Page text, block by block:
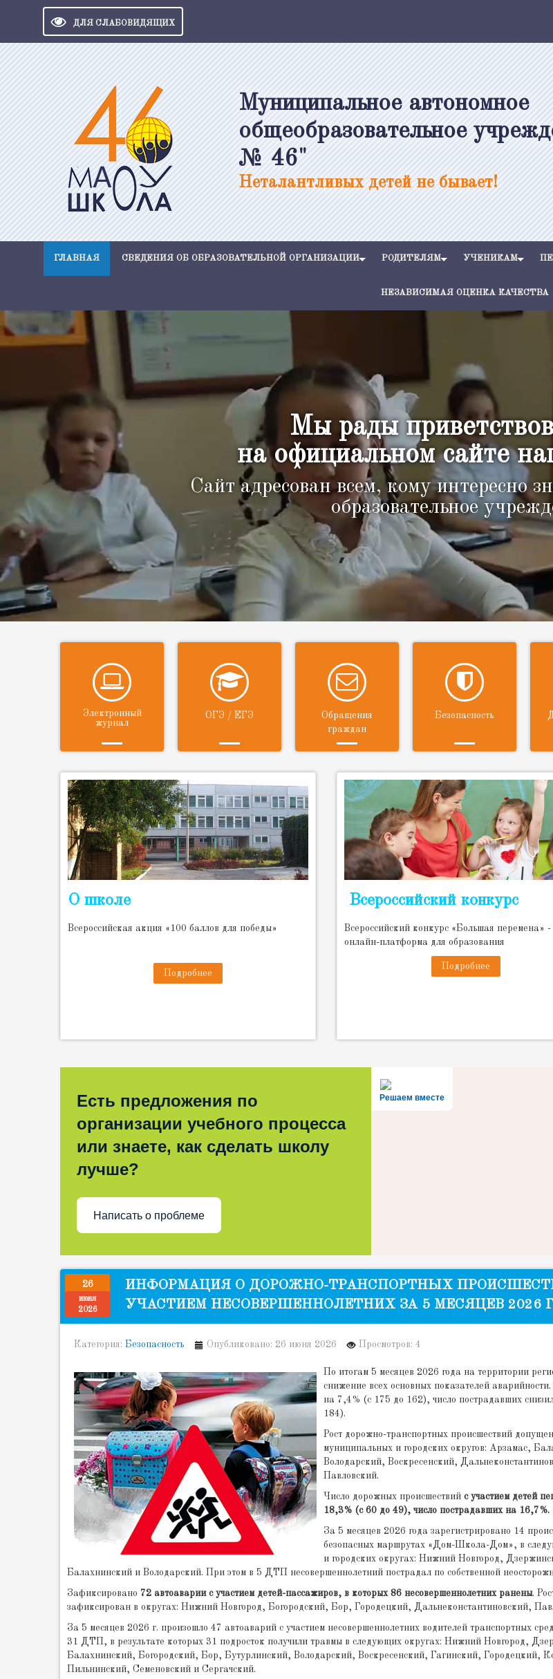
ДЛЯ СЛАБОВИДЯЩИХ
Муниципальное автономное
общеобразовательное
№ 46"
Неталантливых детей не бывает!
ГЛАВНАЯ СВЕДЕНИЯ ОБ ОБРАЗОВАТЕЛЬНОЙ ОРГАНИЗАЦИИ РОДИТЕЛЯМ УЧЕНИКАМ
НЕЗАВИСИМАЯ ОЦЕНКА КАЧЕСТВА
Мы рады
на официальном сайте
Сайт адресован всем, кому интересно
образовательное
Электронный
журнал
ОГЭ / ЕГЭ
Обращения
граждан
Безопасность
О школе
Всероссийская акция «100 баллов для победы»
Подробнее
Всероссийский конкурс
Всероссийский конкурс «Большая перемена» -
онлайн-платформа для образования
Подробнее
Решаем вместе
Есть предложения по
организации учебного процесса
или знаете, как сделать школу
лучше?
Написать о проблеме
26
июня
2026
ИНФОРМАЦИЯ О ДОРОЖНО-ТРАНСПОРТНЫХ
УЧАСТИЕМ НЕСОВЕРШЕННОЛЕТНИХ ЗА 5 МЕСЯЦЕВ 2026
Категория: Безопасность Опубликовано: 26 июня 2026 Просмотров: 4
По итогам 5 месяцев 2026 года на территории
снижение всех основных показателей
на 7,4% (с 175 до 162), число пострадавших
184).
Рост дорожно-транспортных происшествий
муниципальных и городских округов: Арзамас,
Володарский, Воскресенский,
Павловский.
Число дорожных происшествий с участием детей
18,3% (с 60 до 49), число пострадавших на 16,7%.
За 5 месяцев 2026 года зарегистрировано 14
безопасных маршрутах «Дом-Школа-Дом», в
и городских округах: Нижний Новгород,
Балахнинский и Володарский. При этом в 5 ДТП несовершеннолетний пострадал по собственной
Зафиксировано 72 автоаварии с участием детей-пассажиров, в которых 86 несовершеннолетних ранены.
зафиксирован в округах: Нижний Новгород, Богородский, Бор, Городецкий, Дальнеконстантиновский,
За 5 месяцев 2026 г. произошло 47 автоаварий с участием несовершеннолетних водителей транспортных
31 ДТП, в результате которых 31 подросток получили травмы в следующих округах: Нижний Новгород,
Балахнинский, Богородский, Бор, Бутурлинский, Володарский, Воскресенский, Гагинский, Городецкий,
Пильнинский, Семеновский и Сергачский.